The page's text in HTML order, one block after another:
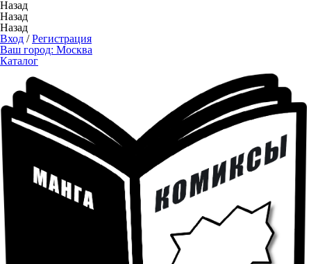
Назад
Назад
Назад
Вход /Регистрация
Ваш город: Москва
Каталог